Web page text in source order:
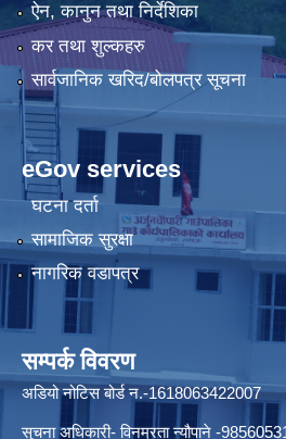
ऐन, कानुन तथा निर्देशिका
कर तथा शुल्कहरु
सार्वजानिक खरिद/बोलपत्र सूचना
eGov services
घटना दर्ता
सामाजिक सुरक्षा
नागरिक वडापत्र
सम्पर्क विवरण
अडियो नोटिस बोर्ड न.-1618063422007
सुचना अधिकारी- विनम्रता न्यौपाने -